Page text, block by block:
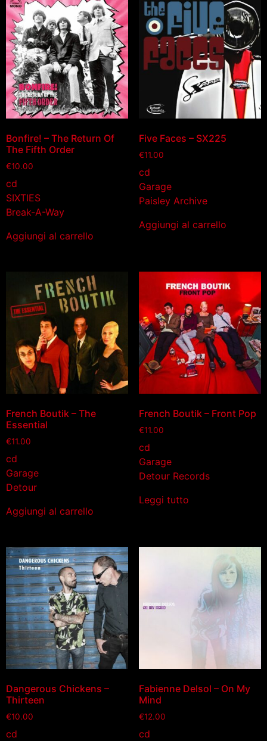
Bonfire! – The Return Of
The Fifth Order
€10.00
cd
SIXTIES
Break-A-Way
Aggiungi al carrello
Five Faces – SX225
€11.00
cd
Garage
Paisley Archive
Aggiungi al carrello
French Boutik – The
Essential
€11.00
cd
Garage
Detour
Aggiungi al carrello
French Boutik – Front Pop
€11.00
cd
Garage
Detour Records
Leggi tutto
Dangerous Chickens –
Thirteen
€10.00
cd
Fabienne Delsol – On My
Mind
€12.00
cd